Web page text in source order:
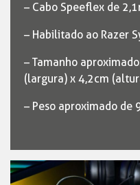
– Cabo Speeflex de
– Habilitado ao Razer
– Tamanho
(largura) x 4,2cm
– Peso aproximado de